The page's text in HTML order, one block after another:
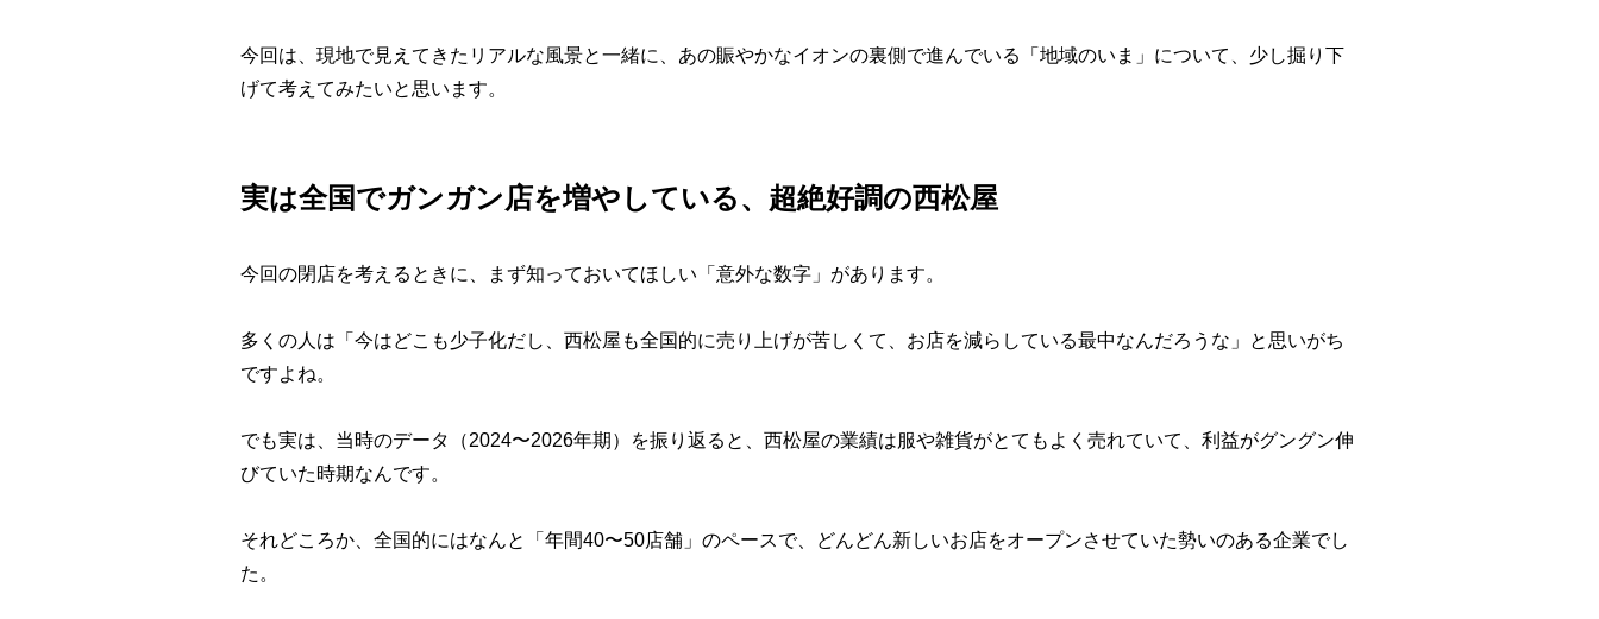
今回は、現地で見えてきたリアルな風景と一緒に、あの賑やかなイオンの裏側で進んでいる「地域のいま」について、少し掘り下
げて考えてみたいと思います。
実は全国でガンガン店を増やしている、超絶好調の西松屋
今回の閉店を考えるときに、まず知っておいてほしい「意外な数字」があります。
多くの人は「今はどこも少子化だし、西松屋も全国的に売り上げが苦しくて、お店を減らしている最中なんだろうな」と思いがち
ですよね。
でも実は、当時のデータ（2024〜2026年期）を振り返ると、西松屋の業績は服や雑貨がとてもよく売れていて、利益がグングン伸
びていた時期なんです。
それどころか、全国的にはなんと「年間40〜50店舗」のペースで、どんどん新しいお店をオープンさせていた勢いのある企業でし
た。